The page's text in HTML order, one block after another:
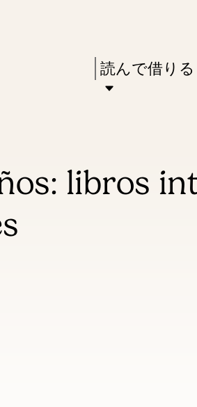
navigation
keywords
Press
Enter
submenu,
読んで借りる
libros